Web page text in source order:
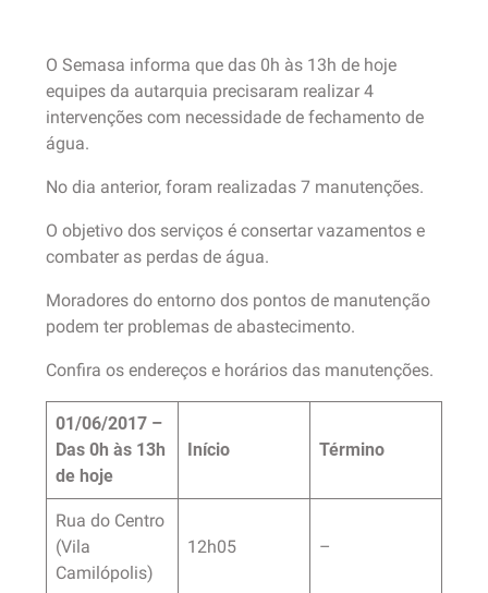
O Semasa informa que das 0h às 13h de hoje
equipes da autarquia precisaram realizar 4
intervenções com necessidade de fechamento de
água.
No dia anterior, foram realizadas 7 manutenções.
O objetivo dos serviços é consertar vazamentos e
combater as perdas de água.
Moradores do entorno dos pontos de manutenção
podem ter problemas de abastecimento.
Confira os endereços e horários das manutenções.
01/06/2017 –
Das 0h às 13h
de hoje
Início Término
Rua do Centro
(Vila
Camilópolis)
12h05 –